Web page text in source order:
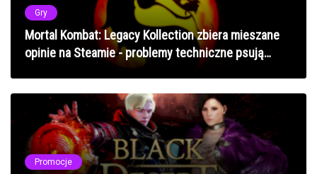
Gry
Mortal Kombat: Legacy Kollection zbiera mieszane
opinie na Steamie - problemy techniczne psują
Promocje